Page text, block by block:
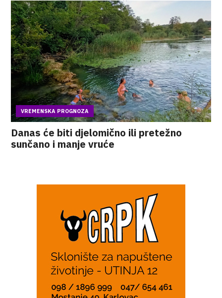
VREMENSKA PROGNOZA
Danas će biti djelomično ili pretežno
sunčano i manje vruće